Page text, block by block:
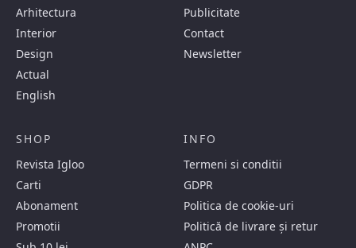
Arhitectura
Interior
Design
Actual
English
Publicitate
Contact
Newsletter
SHOP
Revista Igloo
Carti
Abonament
Promotii
INFO
Termeni si conditii
GDPR
Politica de cookie-uri
Politică de livrare și retur